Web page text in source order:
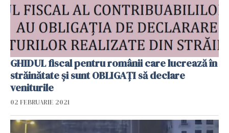
GHIDUL fiscal pentru românii care lucrează în
străinătate și sunt OBLIGAȚI să declare
veniturile
02 FEBRUARIE 2021